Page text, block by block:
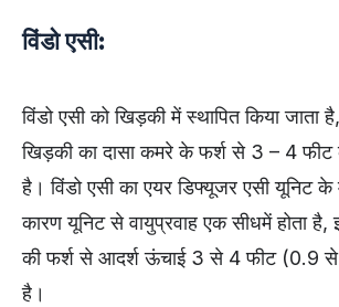
विंडो एसी:
विंडो एसी को खिड़की में स्थापित किया जाता
खिड़की का दासा कमरे के फर्श से 3 – 4 फीट
है। विंडो एसी का एयर डिफ्यूजर एसी यूनिट
कारण यूनिट से वायुप्रवाह एक सीधमें होता है,
की फर्श से आदर्श ऊंचाई 3 से 4 फीट (0.9 से
है।